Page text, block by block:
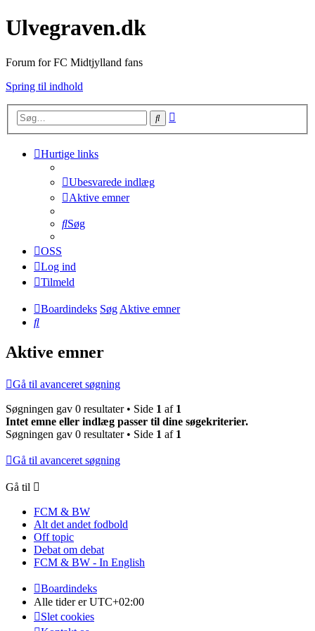
Ulvegraven.dk
Forum for FC Midtjylland fans
Spring til indhold
Søg
Hurtige links
Ubesvarede indlæg
Aktive emner
Søg
OSS
Log ind
Tilmeld
Boardindeks SøgAktive emner
Søg
Aktive emner
Gå til avanceret søgning
Søgningen gav 0 resultater • Side 1 af 1
Intet emne eller indlæg passer til dine søgekriterier.
Søgningen gav 0 resultater • Side 1 af 1
Gå til avanceret søgning
Gå til
FCM & BW
Alt det andet fodbold
Off topic
Debat om debat
FCM & BW - In English
Boardindeks
Alle tider erUTC+02:00
Slet cookies